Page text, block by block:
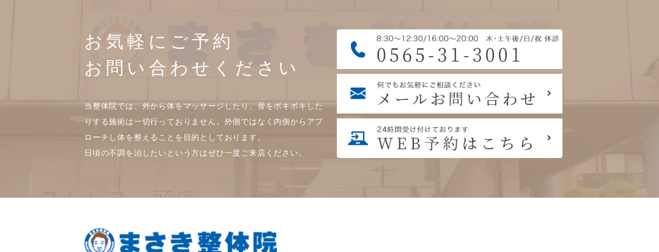
お気軽にご予約
お問い合わせください
当整体院では、外から体をマッサージしたり、骨をボキボキした
りする施術は一切行っておりません。外側ではなく内側からアプ
ローチし体を整えることを目的としております。
日頃の不調を治したいという方はぜひ一度ご来店ください。